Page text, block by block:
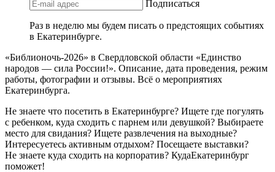
Подписаться
Раз в неделю мы будем писать о предстоящих событиях
в Екатеринбурге.
«Библионочь-2026» в Свердловской области «Единство
народов — сила России!». Описание, дата проведения, режим
работы, фотографии и отзывы. Всё о мероприятиях
Екатеринбурга.
Не знаете что посетить в Екатеринбурге? Ищете где погулять
с ребенком, куда сходить с парнем или девушкой? Выбираете
место для свидания? Ищете развлечения на выходные?
Интересуетесь активным отдыхом? Посещаете выставки?
Не знаете куда сходить на корпоратив? КудаЕкатеринбург
поможет!